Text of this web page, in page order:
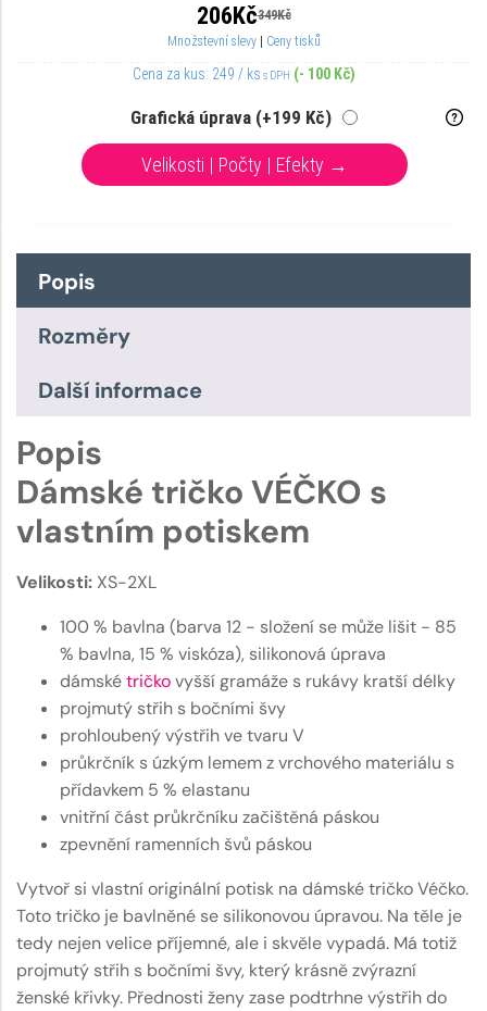
Popis
Rozměry
Další informace
Popis
Dámské tričko VÉČKO s
vlastním potiskem
Velikosti: XS-2XL
100 % bavlna (barva 12 - složení se může lišit - 85
% bavlna, 15 % viskóza), silikonová úprava
dámskétričkovyšší gramáže s rukávy kratší délky
projmutý střih s bočními švy
prohloubený výstřih ve tvaru V
průkrčník s úzkým lemem z vrchového materiálu s
přídavkem 5 % elastanu
vnitřní část průkrčníku začištěná páskou
zpevnění ramenních švů páskou
Vytvoř si vlastní originální potisk na dámské tričko Véčko.
Toto tričko je bavlněné se silikonovou úpravou. Na těle je
tedy nejen velice příjemné, ale i skvěle vypadá. Má totiž
projmutý střih s bočními švy, který krásně zvýrazní
ženské křivky. Přednosti ženy zase podtrhne výstřih do